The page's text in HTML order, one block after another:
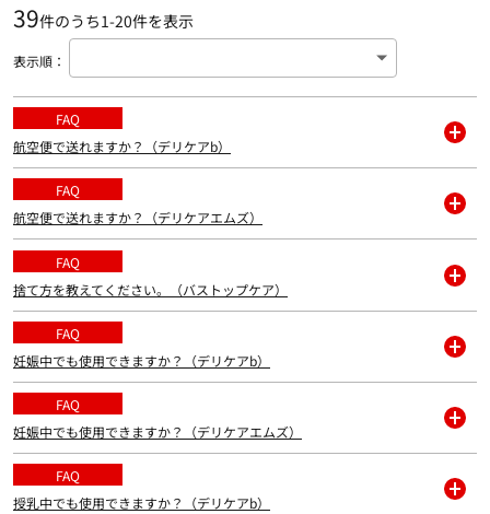
39件のうち1-20件を表示
表示順 ：
FAQ
航空便で送れますか？（デリケアb）
く
FAQ
航空便で送れますか？（デリケアエムズ）
く
FAQ
捨て方を教えてください。（バストップケア）
く
FAQ
妊娠中でも使用できますか？（デリケアb）
く
FAQ
妊娠中でも使用できますか？（デリケアエムズ）
く
FAQ
授乳中でも使用できますか？（デリケアb）